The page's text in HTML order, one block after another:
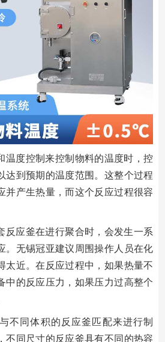
温度控制来控制物料的温度时，控
达到预期的温度范围。这整个过程
并产生热量，而这个反应过程很容
反应釜在进行聚合时，会发生一系
。无锡冠亚建议周围操作人员在化
太近。在反应过程中，如果热量不
中的反应压力，如果压力过高整个
不同体积的反应釜匹配来进行制
不同尺寸的反应釜具有不同的热容